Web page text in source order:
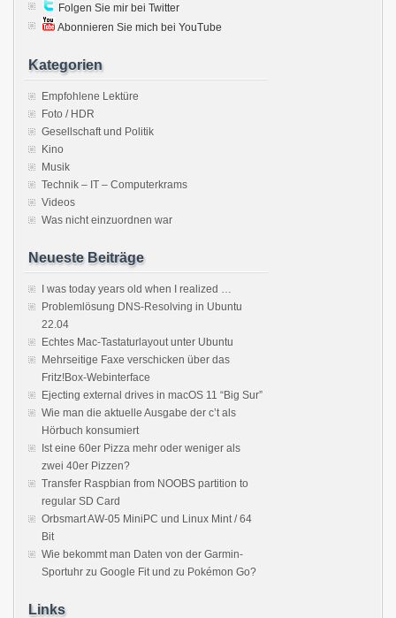
Folgen Sie mir bei Twitter
Abonnieren Sie mich bei YouTube
Kategorien
Empfohlene Lektüre
Foto / HDR
Gesellschaft und Politik
Kino
Musik
Technik – IT – Computerkrams
Videos
Was nicht einzuordnen war
Neueste Beiträge
I was today years old when I realized …
Problemlösung DNS-Resolving in Ubuntu
22.04
Echtes Mac-Tastaturlayout unter Ubuntu
Mehrseitige Faxe verschicken über das
Fritz!Box-Webinterface
Ejecting external drives in macOS 11 “Big Sur”
Wie man die aktuelle Ausgabe der c’t als
Hörbuch konsumiert
Ist eine 60er Pizza mehr oder weniger als
zwei 40er Pizzen?
Transfer Raspbian from NOOBS partition to
regular SD Card
Orbsmart AW-05 MiniPC und Linux Mint / 64
Bit
Wie bekommt man Daten von der Garmin-
Sportuhr zu Google Fit und zu Pokémon Go?
Links